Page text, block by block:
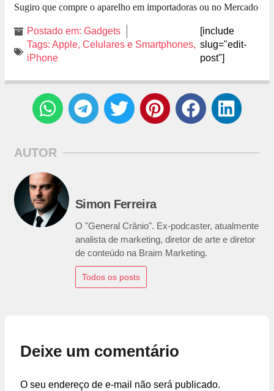
Sugiro que compre o aparelho em importadoras ou no Mercado
Postado em: Gadgets
Tags: Apple, Celulares e Smartphones,
iPhone
[include
slug="edit-
post"]
AUTOR
Simon Ferreira
O "General Crânio". Ex-podcaster, atualmente
analista de marketing, diretor de arte e diretor
de conteúdo na Braim Marketing.
Todos os posts
Deixe um comentário
O seu endereço de e-mail não será publicado.